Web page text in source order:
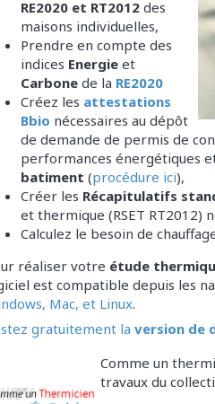
RE2020 et RT2012 des
maisons individuelles,
Prendre en compte des
indices Energie et
Carbone de la RE2020
Créez les attestations
Bbio nécessaires au dépôt
de demande de permis de
performances énergétiques
batiment (procédure ici),
Créer les Récapitulatifs
et thermique (RSET RT2012)
Calculez le besoin de
réaliser votre étude
est compatible depuis les
Mac, et Linux.
gratuitement la version de
Comme un
travaux du